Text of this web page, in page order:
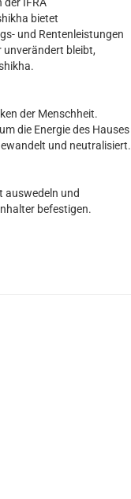
bietet
und Rentenleistungen
unverändert bleibt,
der Menschheit.
die Energie des Hauses
und neutralisiert.
auswedeln und
befestigen.